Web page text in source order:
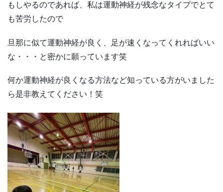
もしやるのであれば、私は運動神経が残念なタイプでとて
も苦労したので
旦那に似て運動神経が良く、足が速くなってくれればいい
な・・・と密かに願っています笑
何か運動神経が良くなる方法など知っている方がいました
ら是非教えてください！笑